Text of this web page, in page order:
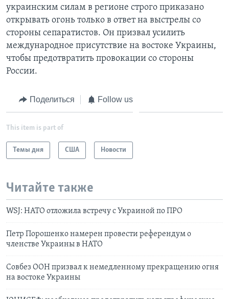
украинским силам в регионе строго приказано
открывать огонь только в ответ на выстрелы со
стороны сепаратистов. Он призвал усилить
международное присутствие на востоке Украины,
чтобы предотвратить провокации со стороны
России.
Поделиться Follow us
This item is part of
Темы дня США Новости
Читайте также
WSJ: НАТО отложила встречу с Украиной по ПРО
Петр Порошенко намерен провести референдум о
членстве Украины в НАТО
Совбез ООН призвал к немедленному прекращению огня
на востоке Украины